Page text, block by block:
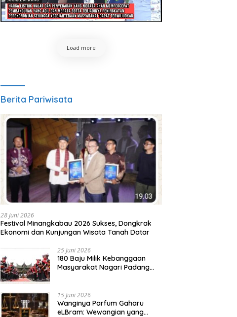
Load more
Berita Pariwisata
28 Juni 2026
Festival Minangkabau 2026 Sukses, Dongkrak
Ekonomi dan Kunjungan Wisata Tanah Datar
25 Juni 2026
180 Baju Milik Kebanggaan
Masyarakat Nagari Padang
Minangkabau
15 Juni 2026
Wanginya Parfum Gaharu
eLBram: Wewangian yang